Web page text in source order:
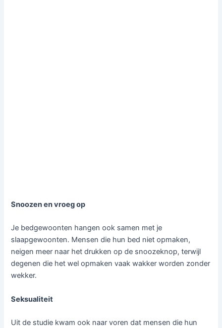
Snoozen en vroeg op
Je bedgewoonten hangen ook samen met je
slaapgewoonten. Mensen die hun bed niet opmaken,
neigen meer naar het drukken op de snoozeknop, terwijl
degenen die het wel opmaken vaak wakker worden zonder
wekker.
Seksualiteit
Uit de studie kwam ook naar voren dat mensen die hun